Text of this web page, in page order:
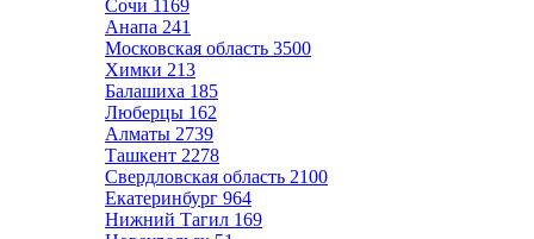
Сочи 1169
Анапа 241
Московская область 3500
Химки 213
Балашиха 185
Люберцы 162
Алматы 2739
Ташкент 2278
Свердловская область 2100
Екатеринбург 964
Нижний Тагил 169